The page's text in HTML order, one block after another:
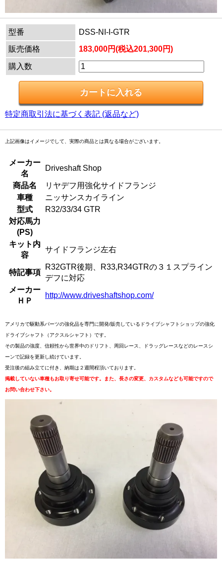
型番
DSS-NI-I-GTR
販売価格
183,000円(税込201,300円)
購入数
特定商取引法に基づく表記 (返品など)
上記画像はイメージでして、実際の商品とは異なる場合がございます。
メーカー
名
Driveshaft Shop
商品名
リヤデフ用強化サイドフランジ
車種
ニッサンスカイライン
型式
R32/33/34 GTR
対応馬力
(PS)
キット内
容
サイドフランジ左右
特記事項
R32GTR後期、R33,R34GTRの３１スプライン
デフに対応
メーカー
ＨＰ
http://www.driveshaftshop.com/
アメリカで駆動系パーツの強化品を専門に開発/販売しているドライブシャフトショップの強化
ドライブシャフト（アクスルシャフト）です。
その製品の強度、信頼性から世界中のドリフト、周回レース、ドラッグレースなどのレースシ
ーンで記録を更新し続けています。
受注後の組み立てに付き、納期は２週間程頂いております。
掲載していない車種もお取り寄せ可能です。また、長さの変更、カスタムなども可能ですので
お問い合わせ下さい。